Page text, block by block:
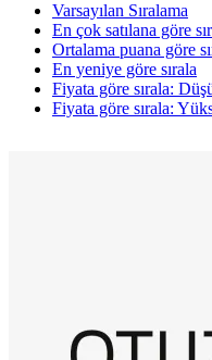
Varsayılan Sıralama
En çok satılana göre
Ortalama puana göre
En yeniye göre sırala
Fiyata göre sırala:
Fiyata göre sırala: